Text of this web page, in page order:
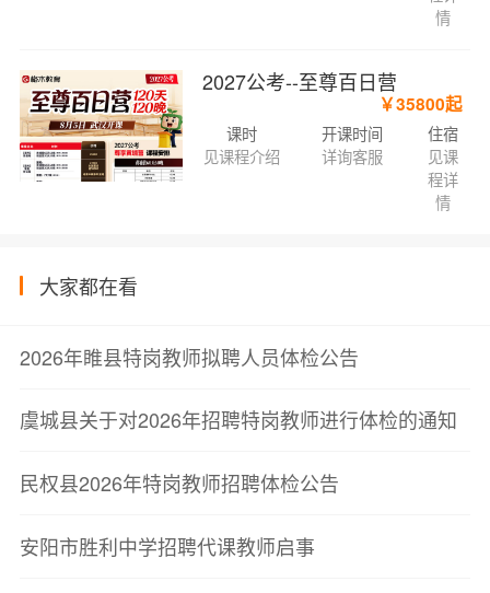
情
2027公考--至尊百日营
￥35800起
课时
见课程介绍
开课时间
详询客服
住宿
见课
程详
情
大家都在看
2026年睢县特岗教师拟聘人员体检公告
虞城县关于对2026年招聘特岗教师进行体检的通知
民权县2026年特岗教师招聘体检公告
安阳市胜利中学招聘代课教师启事